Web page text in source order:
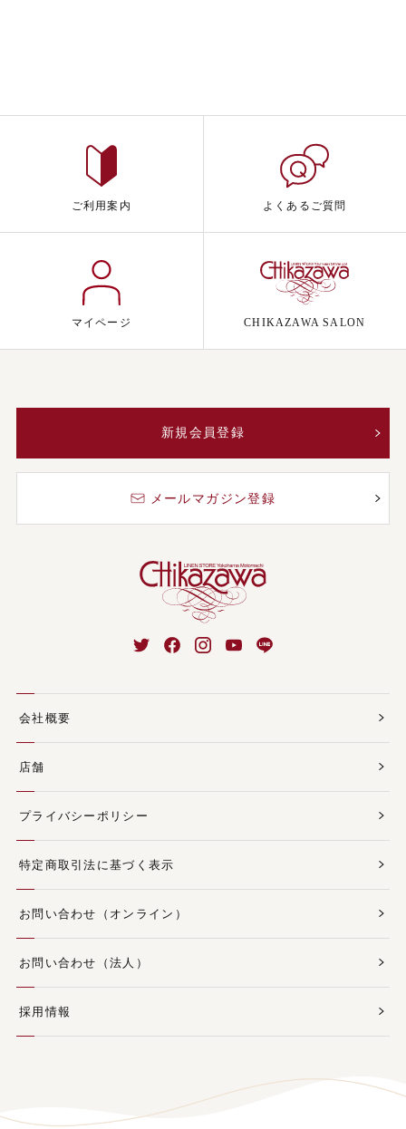
ご利用案内 よくあるご質問
マイページ CHIKAZAWA SALON
新規会員登録
メールマガジン登録
会社概要
店舗
プライバシーポリシー
特定商取引法に基づく表示
お問い合わせ（オンライン）
お問い合わせ（法人）
採用情報